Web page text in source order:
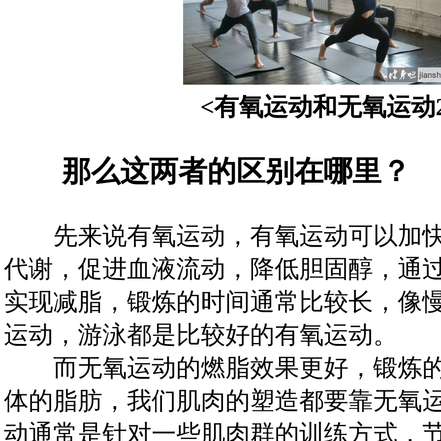
<有氧运动和无氧运动
那么这两者的区别在哪里？
先来说有氧运动，有氧运动可以加
代谢，促进血液流动，降低胆固醇，通
实现减脂，锻炼的时间通常比较长，像
运动，游泳都是比较好的有氧运动。
而无氧运动的燃脂效果更好，锻炼
体的脂肪，我们肌肉的塑造都要靠无氧
动通常是针对一些肌肉群的训练方式，